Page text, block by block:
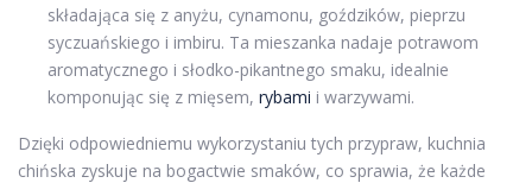
składająca się z anyżu, cynamonu, goździków, pieprzu
syczuańskiego i imbiru. Ta mieszanka nadaje potrawom
aromatycznego i słodko-pikantnego smaku, idealnie
komponując się z mięsem, rybami i warzywami.
Dzięki odpowiedniemu wykorzystaniu tych przypraw, kuchnia
chińska zyskuje na bogactwie smaków, co sprawia, że każde